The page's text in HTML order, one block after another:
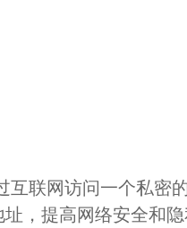
互联网访问一个私密
，提高网络安全和隐